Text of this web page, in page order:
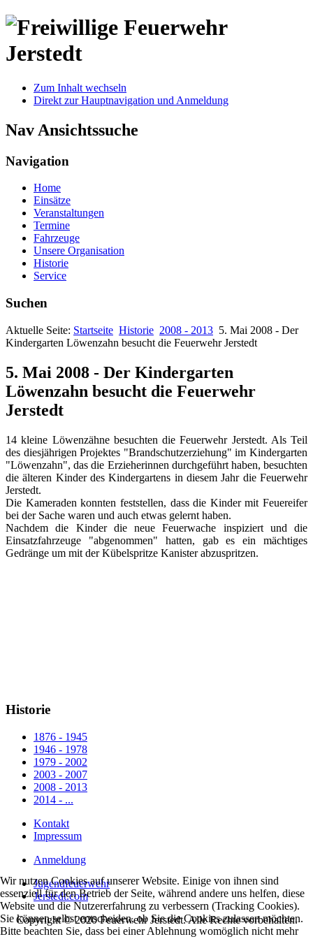
Zum Inhalt wechseln
Direkt zur Hauptnavigation und Anmeldung
Nav Ansichtssuche
Navigation
Home
Einsätze
Veranstaltungen
Termine
Fahrzeuge
Unsere Organisation
Historie
Service
Suchen
Aktuelle Seite: Startseite Historie 2008 - 2013 5. Mai 2008 - Der
Kindergarten Löwenzahn besucht die Feuerwehr Jerstedt
5. Mai 2008 - Der Kindergarten
Löwenzahn besucht die Feuerwehr
Jerstedt
14 kleine Löwenzähne besuchten die Feuerwehr Jerstedt. Als Teil
des diesjährigen Projektes "Brandschutzerziehung" im Kindergarten
"Löwenzahn", das die Erzieherinnen durchgeführt haben, besuchten
die älteren Kinder des Kindergartens in diesem Jahr die Feuerwehr
Jerstedt.
Die Kameraden konnten feststellen, dass die Kinder mit Feuereifer
bei der Sache waren und auch etwas gelernt haben.
Nachdem die Kinder die neue Feuerwache inspiziert und die
Einsatzfahrzeuge "abgenommen" hatten, gab es ein mächtiges
Gedränge um mit der Kübelspritze Kanister abzuspritzen.
Historie
1876 - 1945
1946 - 1978
1979 - 2002
2003 - 2007
2008 - 2013
2014 - ...
Kontakt
Impressum
Anmeldung
Jugendfeuerwehr
Jerstedt.com
Copyright © 2020 Feuerwehr Jerstedt. Alle Rechte vorbehalten.
Wir nutzen Cookies auf unserer Website. Einige von ihnen sind
essenziell für den Betrieb der Seite, während andere uns helfen, diese
Website und die Nutzererfahrung zu verbessern (Tracking Cookies).
Sie können selbst entscheiden, ob Sie die Cookies zulassen möchten.
Bitte beachten Sie, dass bei einer Ablehnung womöglich nicht mehr